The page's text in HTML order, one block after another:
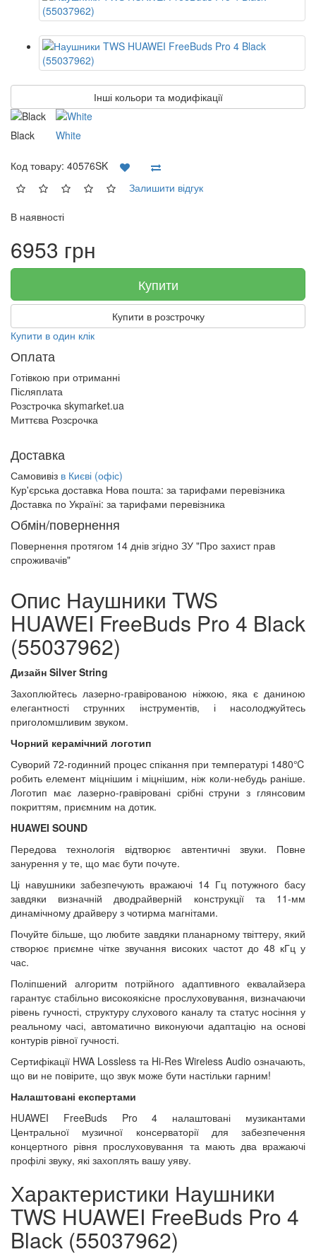
Інші кольори та модифікації
Black White
Код товару: 40576SK
Залишити відгук
В наявності
6953 грн
Купити
Купити в розстрочку
Купити в один клік
Оплата
Готівкою при отриманні
Післяплата
Розстрочка skymarket.ua
Миттєва Розсрочка
Доставка
Самовивіз в Києві (офіс)
Кур'єрська доставка Нова пошта: за тарифами перевізника
Доставка по Україні: за тарифами перевізника
Обмін/повернення
Повернення протягом 14 днів згідно ЗУ "Про захист прав
спроживачів"
Опис Наушники TWS
HUAWEI FreeBuds Pro 4 Black
(55037962)
Дизайн Silver String
Захоплюйтесь лазерно-гравірованою ніжкою, яка є даниною
елегантності струнних інструментів, і насолоджуйтесь
приголомшливим звуком.
Чорний керамічний логотип
Суворий 72-годинний процес спікання при температурі 1480℃
робить елемент міцнішим і міцнішим, ніж коли-небудь раніше.
Логотип має лазерно-гравіровані срібні струни з глянсовим
покриттям, приємним на дотик.
HUAWEI SOUND
Передова технологія відтворює автентичні звуки. Повне
занурення у те, що має бути почуте.
Ці навушники забезпечують вражаючі 14 Гц потужного басу
завдяки визначній дводрайверній конструкції та 11-мм
динамічному драйверу з чотирма магнітами.
Почуйте більше, що любите завдяки планарному твіттеру, який
створює приємне чітке звучання високих частот до 48 кГц у
час.
Поліпшений алгоритм потрійного адаптивного еквалайзера
гарантує стабільно високоякісне прослуховування, визначаючи
рівень гучності, структуру слухового каналу та статус носіння у
реальному часі, автоматично виконуючи адаптацію на основі
контурів рівної гучності.
Сертифікації HWA Lossless та Hi-Res Wireless Audio означають,
що ви не повірите, що звук може бути настільки гарним!
Налаштовані експертами
HUAWEI FreeBuds Pro 4 налаштовані музикантами
Центральної музичної консерваторії для забезпечення
концертного рівня прослуховування та мають два вражаючі
профілі звуку, які захоплять вашу уяву.
Характеристики Наушники
TWS HUAWEI FreeBuds Pro 4
Black (55037962)